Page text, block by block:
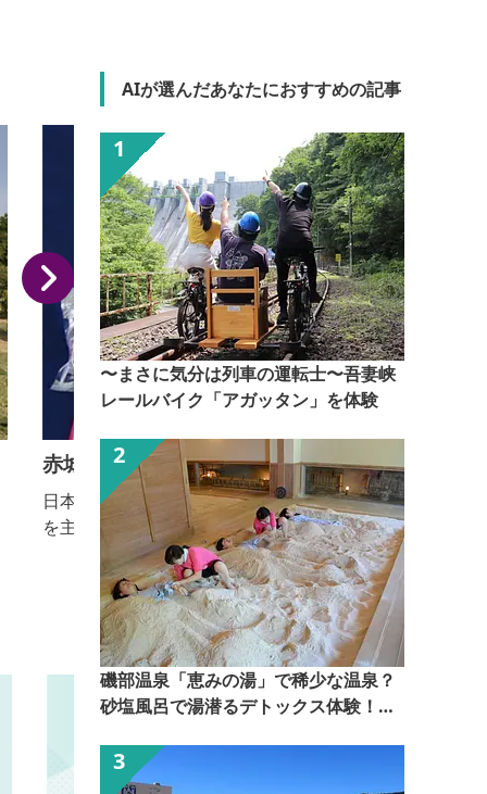
赤城フーズ（株）
日本で最初に開発した「カリカリ梅」のラインナップ
を主力商品として、その他の梅加工品と各種漬け物を
製造しています。カリカリ梅の製造工程の工場見学
と、直販店にてお買い物を楽しんでいただける施設と
なっております。 新型コロナウイルスの影響拡大を
受け、感染症の拡大防止のため、当面のあいだ工場見
学を休止させていただいております。 見学再開につ
きましては、日程が決まり次第、赤城フーズのホーム
ページでお...
AIが選んだあなたにおすすめの記事
〜まさに気分は列車の運転士〜吾妻峡
レールバイク「アガッタン」を体験
磯部温泉「恵みの湯」で稀少な温泉？
砂塩風呂で湯潜るデトックス体験！
者）】